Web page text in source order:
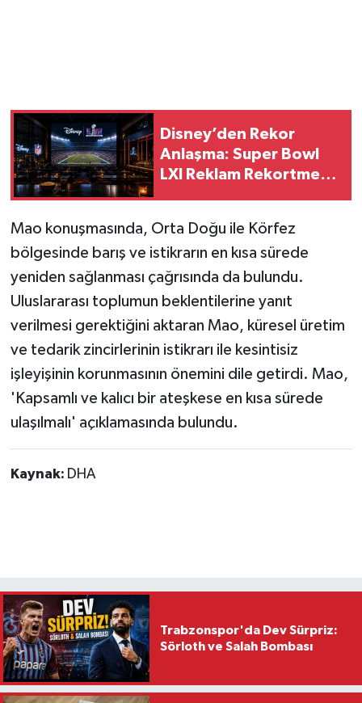
Disney’den Rekor
Anlaşma: Super Bowl
LXI Reklam Rekortmeni
Mao konuşmasında, Orta Doğu ile Körfez
bölgesinde barış ve istikrarın en kısa sürede
yeniden sağlanması çağrısında da bulundu.
Uluslararası toplumun beklentilerine yanıt
verilmesi gerektiğini aktaran Mao, küresel üretim
ve tedarik zincirlerinin istikrarı ile kesintisiz
işleyişinin korunmasının önemini dile getirdi. Mao,
'Kapsamlı ve kalıcı bir ateşkese en kısa sürede
ulaşılmalı' açıklamasında bulundu.
Kaynak: DHA
Trabzonspor'da Dev Sürpriz:
Sörloth ve Salah Bombası